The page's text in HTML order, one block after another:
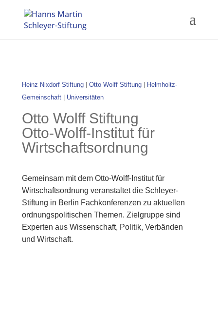
Heinz Nixdorf Stiftung| Otto Wolff Stiftung|
Helmholtz-
Gemeinschaft| Universitäten
Otto Wolff Stiftung
Otto-Wolff-Institut für
Wirtschaftsordnung
Gemeinsam mit dem Otto-Wolff-Institut für
Wirtschaftsordnung veranstaltet die Schleyer-
Stiftung in Berlin Fachkonferenzen zu aktuellen
ordnungspolitischen Themen. Zielgruppe sind
Experten aus Wissenschaft, Politik, Verbänden
und Wirtschaft.